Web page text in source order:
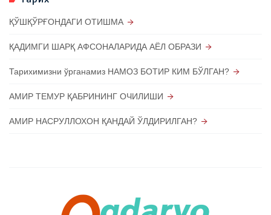
ҚЎШҚЎРҒОНДАГИ ОТИШМА
ҚАДИМГИ ШАРҚ АФСОНАЛАРИДА АЁЛ ОБРАЗИ
Тарихимизни ўрганамиз НАМОЗ БОТИР КИМ БЎЛГАН?
АМИР ТЕМУР ҚАБРИНИНГ ОЧИЛИШИ
АМИР НАСРУЛЛОХОН ҚАНДАЙ ЎЛДИРИЛГАН?